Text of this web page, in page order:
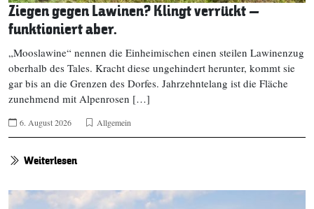
Ziegen gegen Lawinen? Klingt verrückt –
funktioniert aber.
„Mooslawine“ nennen die Einheimischen einen steilen Lawinenzug
oberhalb des Tales. Kracht diese ungehindert herunter, kommt sie
gar bis an die Grenzen des Dorfes. Jahrzehntelang ist die Fläche
zunehmend mit Alpenrosen […]
6. August 2026 Allgemein
Weiterlesen